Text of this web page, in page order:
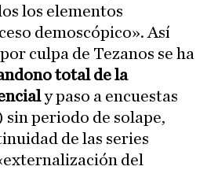
los elementos
demoscópico». Así
culpa de Tezanos se ha
total de la
y paso a encuestas
periodo de solape,
de las series
del